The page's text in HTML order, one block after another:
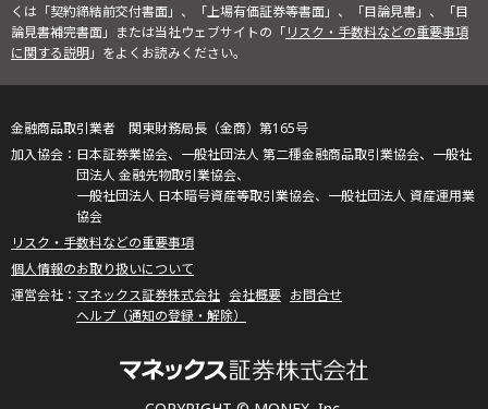
くは「契約締結前交付書面」、「上場有価証券等書面」、「目論見書」、「目
論見書補完書面」または当社ウェブサイトの「リスク・手数料などの重要事項
に関する説明」をよくお読みください。
金融商品取引業者 関東財務局長（金商）第165号
日本証券業協会、一般社団法人 第二種金融商品取引業協会、一般社
団法人 金融先物取引業協会、
一般社団法人 日本暗号資産等取引業協会、一般社団法人 資産運用業
協会
リスク・手数料などの重要事項
個人情報のお取り扱いについて
マネックス証券株式会社 会社概要 お問合せ
ヘルプ（通知の登録・解除）